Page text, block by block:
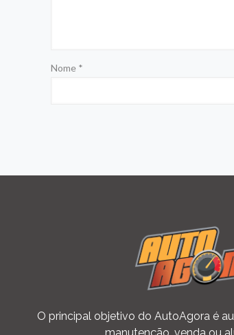
Nome *
O principal objetivo do AutoAgora é